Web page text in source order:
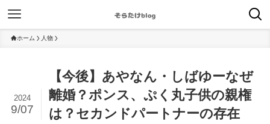
ホーム 人物
【今後】あやなん・しばゆーなぜ
離婚？ポンス、ぷく丸子供の親権
は？セカンドパートナーの存在
2024
9/07